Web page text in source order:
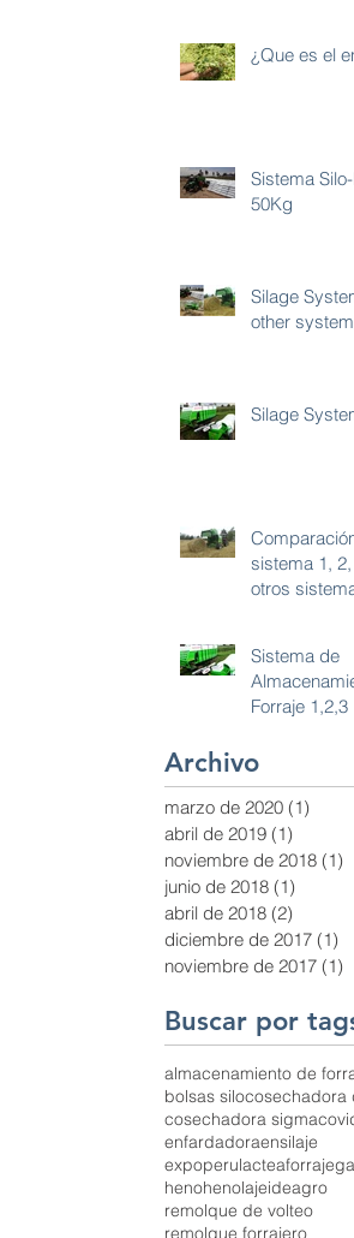
¿Que es el
Sistema
50Kg
Silage
other
Silage
sistema 1,
otros
Sistema de
Forraje 1,2,3
Archivo
marzo de 2020 (1)
abril de 2019 (1)
noviembre de 2018 (1)
junio de 2018 (1)
abril de 2018 (2)
diciembre de 2017 (1)
noviembre de 2017 (1)
Buscar por
almacenamiento de
bolsas silocosechadora
cosechadora sigma
enfardadoraensilaje
expoperulacteaforraje
henohenolajeideagro
remolque de volteo
remolque forrajero